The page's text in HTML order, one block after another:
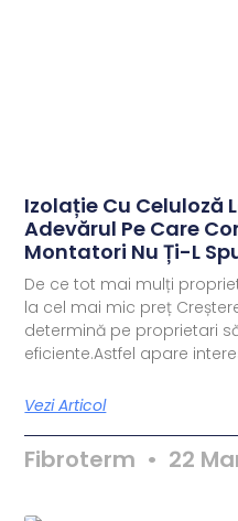
Izolație Cu Celuloză
Adevărul Pe Care
Montatori Nu Ți-L
De ce tot mai mulți
la cel mai mic preț
determină pe proprietari
eficiente.Astfel apare
Vezi Articol
Fibroterm 22